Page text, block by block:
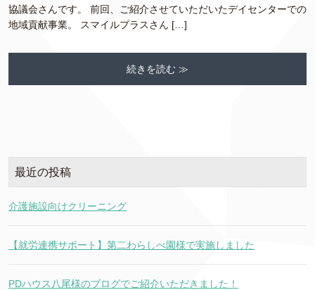
協議会さんです。 前回、ご紹介させていただいたデイセンターでの
地域貢献事業。 スマイルプラスさん […]
続きを読む ≫
最近の投稿
介護施設向けクリーニング
【就労連携サポート】第二わらしべ園様で実施しました
PDハウス八尾様のブログでご紹介いただきました！